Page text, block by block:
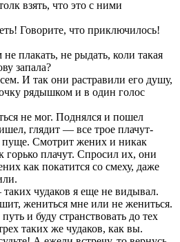
взять, что это с ними
Говорите, что приключилось!
плакать, не рыдать, коли такая
запала?
И так они растравили его душу,
рядышком и в один голос
не мог. Поднялся и пошел
глядит — все трое плачут-
пуще. Смотрит жених и никак
горько плачут. Спросил их, они
как покатится со смеху, даже
чудаков я еще не видывал.
жениться мне или не жениться.
и буду странствовать до тех
таких же чудаков, как вы.